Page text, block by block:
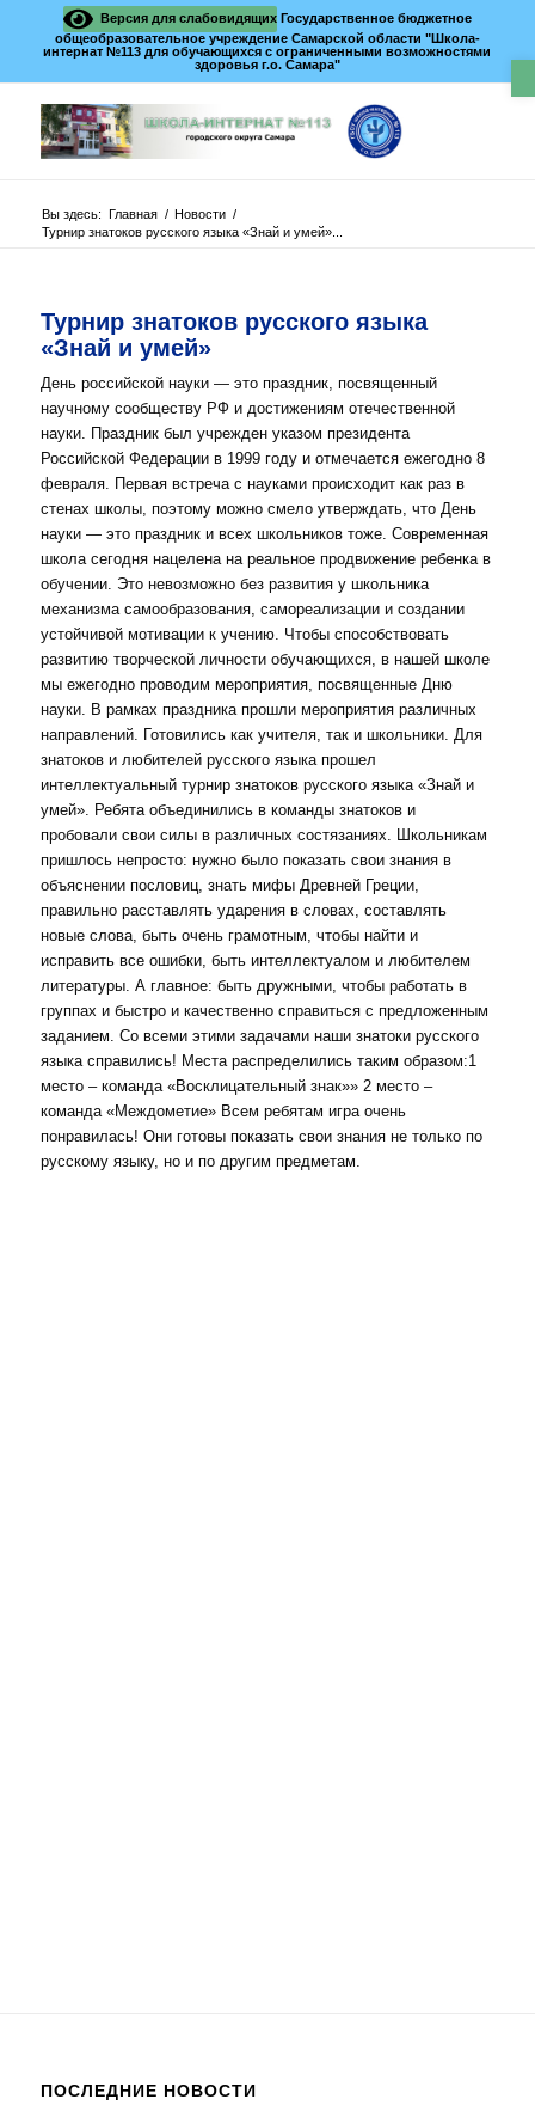
Версия для слабовидящихГосударственное бюджетное
общеобразовательное учреждение Самарской области "Школа-
интернат №113 для обучающихся с ограниченными возможностями
здоровья г.о. Самара"
Вы здесь: Главная / Новости /
Турнир знатоков русского языка «Знай и умей»...
Турнир знатоков русского языка
«Знай и умей»
День российской науки — это праздник, посвященный
научному сообществу РФ и достижениям отечественной
науки. Праздник был учрежден указом президента
Российской Федерации в 1999 году и отмечается ежегодно 8
февраля. Первая встреча с науками происходит как раз в
стенах школы, поэтому можно смело утверждать, что День
науки — это праздник и всех школьников тоже. Современная
школа сегодня нацелена на реальное продвижение ребенка в
обучении. Это невозможно без развития у школьника
механизма самообразования, самореализации и создании
устойчивой мотивации к учению. Чтобы способствовать
развитию творческой личности обучающихся, в нашей школе
мы ежегодно проводим мероприятия, посвященные Дню
науки. В рамках праздника прошли мероприятия различных
направлений. Готовились как учителя, так и школьники. Для
знатоков и любителей русского языка прошел
интеллектуальный турнир знатоков русского языка «Знай и
умей». Ребята объединились в команды знатоков и
пробовали свои силы в различных состязаниях. Школьникам
пришлось непросто: нужно было показать свои знания в
объяснении пословиц, знать мифы Древней Греции,
правильно расставлять ударения в словах, составлять
новые слова, быть очень грамотным, чтобы найти и
исправить все ошибки, быть интеллектуалом и любителем
литературы. А главное: быть дружными, чтобы работать в
группах и быстро и качественно справиться с предложенным
заданием. Со всеми этими задачами наши знатоки русского
языка справились! Места распределились таким образом:1
место – команда «Восклицательный знак»» 2 место –
команда «Междометие» Всем ребятам игра очень
понравилась! Они готовы показать свои знания не только по
русскому языку, но и по другим предметам.
ПОСЛЕДНИЕ НОВОСТИ